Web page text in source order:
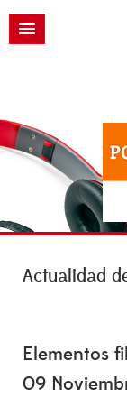
Actualidad
Elementos
09